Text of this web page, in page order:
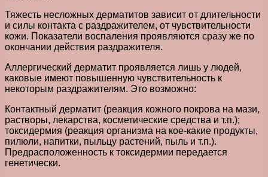
Тяжесть несложных дерматитов зависит от длительности
и силы контакта с раздражителем, от чувствительности
кожи. Показатели воспаления проявляются сразу же по
окончании действия раздражителя.
Аллергический дерматит проявляется лишь у людей,
каковые имеют повышенную чувствительность к
некоторым раздражителям. Это возможно:
Контактный дерматит (реакция кожного покрова на мази,
растворы, лекарства, косметические средства и т.п.);
токсидермия (реакция организма на кое-какие продукты,
пилюли, напитки, пыльцу растений, пыль и т.п.).
Предрасположенность к токсидермии передается
генетически.